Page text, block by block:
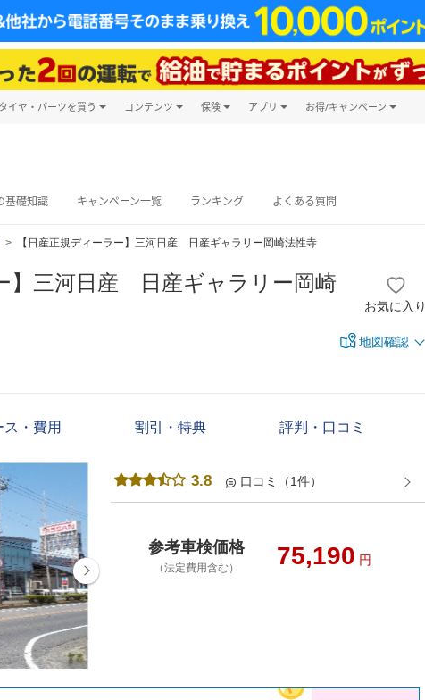
タイヤ・パーツを買う コンテンツ 保険 アプリ お得/キャンペーン
基礎知識 キャンペーン一覧 ランキング よくある質問
【日産正規ディーラー】三河日産 日産ギャラリー岡崎法性寺
】三河日産 日産ギャラリー岡崎
お気に入り
地図確認
ス・費用 割引・特典 評判・口コミ
3.8 口コミ（1件）
参考車検価格
（法定費用含む） 75,190 円